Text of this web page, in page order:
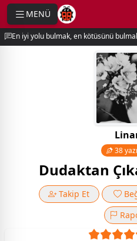
MENÜ
38
Dudaktan
Takip Et
menu